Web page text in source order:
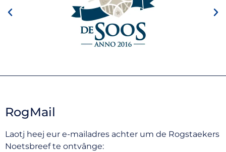
RogMail
Laotj heej eur e-mailadres achter um de Rogstaekers
Noetsbreef te ontvânge: